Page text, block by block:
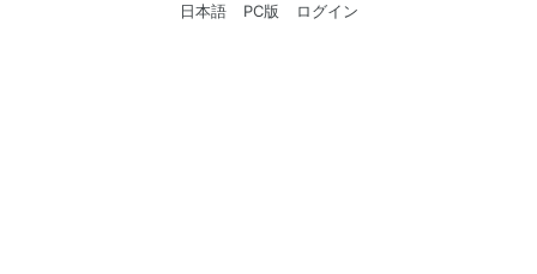
日本語 PC版 ログイン